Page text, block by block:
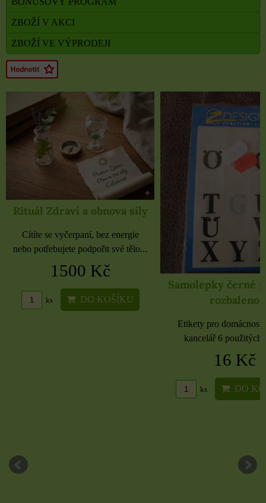
ZBOŽÍ V AKCI
ZBOŽÍ VE VÝPRODEJI
Rituál Zdraví a obnova síly
Cítíte se vyčerpaní, bez energie
nebo potřebujete podpořit své tělo...
1500 Kč
ks DO KOŠÍKU
Samolepky černé
rozbaleno
Etikety pro
kancelář 6 použitých
16 Kč
ks DO